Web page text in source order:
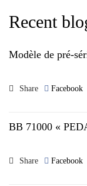
Recent
Modèle de pré-
Share Facebook
BB 71000 «
Share Facebook